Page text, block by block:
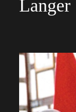
Langer